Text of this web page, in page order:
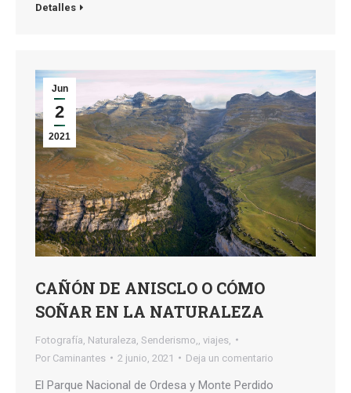
Detalles
Jun
2
2021
CAÑÓN DE ANISCLO O CÓMO
SOÑAR EN LA NATURALEZA
Fotografía Naturaleza Senderismo,
viajes,
Por Caminantes 2 junio, 2021 Deja un comentario
El Parque Nacional de Ordesa y Monte Perdido